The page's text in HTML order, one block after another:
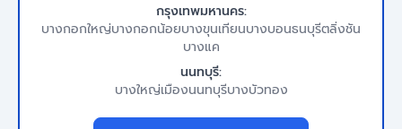
กรุงเทพมหานคร:
บางกอกใหญ่บางกอกน้อยบางขุนเทียนบางบอนธนบุรีตลิ่งชัน
บางแค
นนทบุรี:
บางใหญ่เมืองนนทบุรีบางบัวทอง